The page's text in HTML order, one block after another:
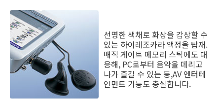
선명한 색채로 화상을 감상할 수
있는 하이레조카라 액정을 탑재.
매직 게이트 메모리 스틱에도 대
응해, PC로부터 음악을 데리고
나가 즐길 수 있는 등,AV 엔터테
인먼트 기능도 충실합니다.